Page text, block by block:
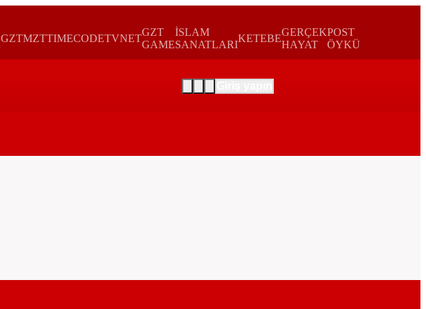
GZTMZTTIMECODETVNET
GZT
GAME
İSLAM
SANATLARI
KETEBE
GERÇEK
HAYAT
POST
ÖYKÜ